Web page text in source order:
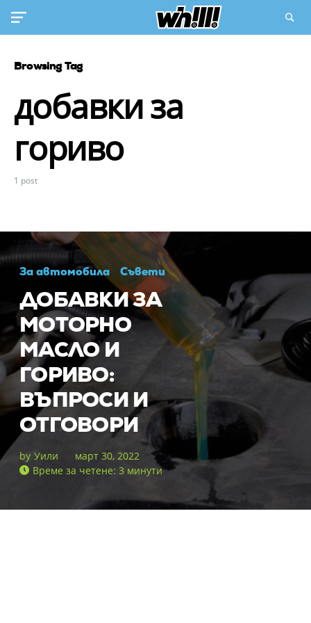
Browsing Tag
добавки за
гориво
1 post
За автомобила Съвети
ДОБАВКИ ЗА
МОТОРНО
МАСЛО И
ГОРИВО:
ВЪПРОСИ И
ОТГОВОРИ
by Уили
март 30, 2022
Време за четене: 3 минути